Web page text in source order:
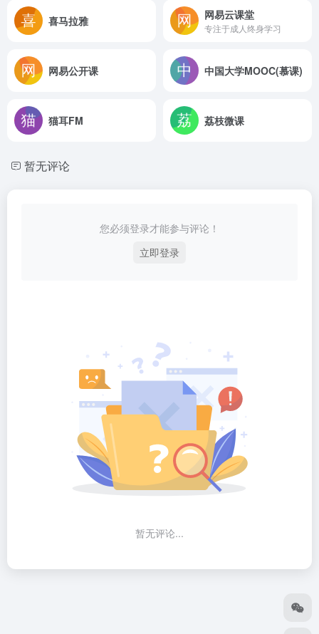
喜马拉雅 网易云课堂
专注于成人终身学习
网易公开课 中国大学MOOC(慕课)
猫耳FM 荔枝微课
暂无评论
您必须登录才能参与评论！
立即登录
暂无评论...